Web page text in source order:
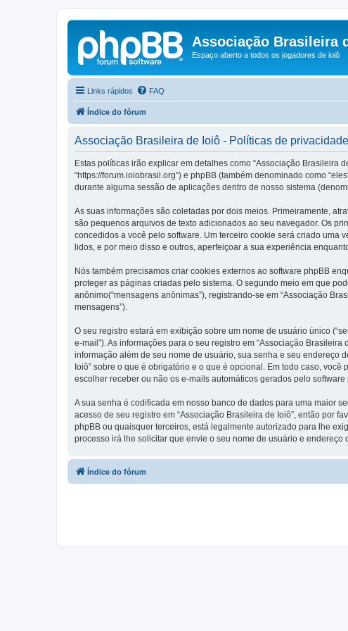
Associação Brasileira
Espaço aberto a todos os jogadores de ioiô
Links rápidos FAQ
Índice do fórum
Associação Brasileira de Ioiô - Políticas de privacidade
Estas políticas irão explicar em detalhes como “Associação Brasileira
“https://forum.ioiobrasil.org”) e phpBB (também denominado como
durante alguma sessão de aplicações dentro de nosso sistema
As suas informações são coletadas por dois meios. Primeiramente,
são pequenos arquivos de texto adicionados ao seu navegador. Os
concedidos a você pelo software. Um terceiro cookie será criado uma
lidos, e por meio disso e outros, aperfeiçoar a sua experiência
Nós também precisamos criar cookies externos ao software phpBB
proteger as páginas criadas pelo sistema. O segundo meio em que
anônimo(“mensagens anônimas”), registrando-se em “Associação
mensagens”).
O seu registro estará em exibição sobre um nome de usuário único
e-mail”). As informações para o seu registro em “Associação
informação além de seu nome de usuário, sua senha e seu endereço
Ioiô” sobre o que é obrigatório e o que é opcional. Em todo caso,
escolher receber ou não os e-mails automáticos gerados pelo software
A sua senha é codificada em nosso banco de dados para uma maior
acesso de seu registro em “Associação Brasileira de Ioiô”, então por
phpBB ou quaisquer terceiros, está legalmente autorizado para lhe
processo irá lhe solicitar que envie o seu nome de usuário e
Índice do fórum